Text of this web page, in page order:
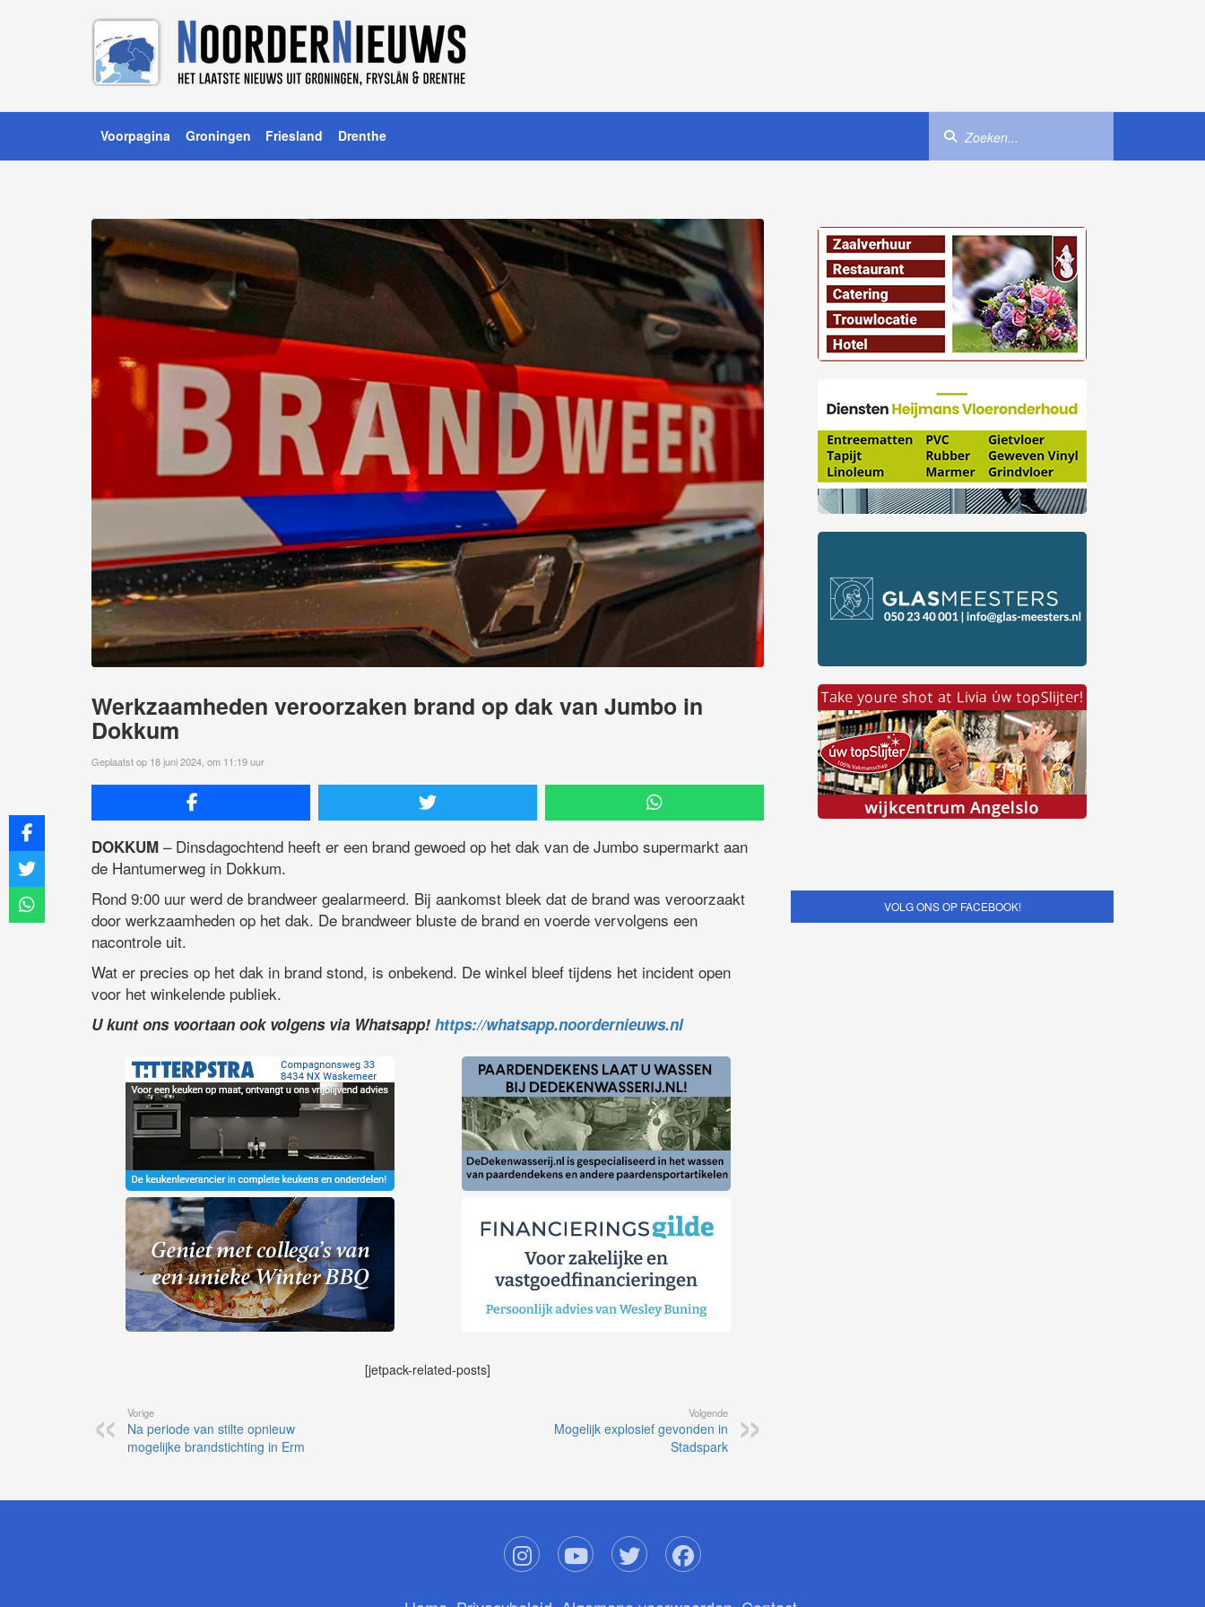
Voorpagina Groningen Friesland Drenthe
Werkzaamheden veroorzaken brand op dak van Jumbo in
Dokkum
Geplaatst op 18 juni 2024, om 11:19 uur
DOKKUM – Dinsdagochtend heeft er een brand gewoed op het dak van de Jumbo supermarkt aan
de Hantumerweg in Dokkum.
Rond 9:00 uur werd de brandweer gealarmeerd. Bij aankomst bleek dat de brand was veroorzaakt
door werkzaamheden op het dak. De brandweer bluste de brand en voerde vervolgens een
nacontrole uit.
Wat er precies op het dak in brand stond, is onbekend. De winkel bleef tijdens het incident open
voor het winkelende publiek.
U kunt ons voortaan ook volgens via Whatsapp! https://whatsapp.noordernieuws.nl
[jetpack-related-posts]
Vorige
Na periode van stilte opnieuw
mogelijke brandstichting in Erm
Volgende
Mogelijk explosief gevonden in
Stadspark
VOLG ONS OP FACEBOOK!